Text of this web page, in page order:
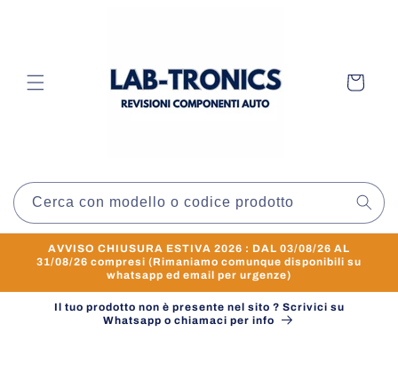
Carrello
Cerca con modello o codice prodotto
AVVISO CHIUSURA ESTIVA 2026 : DAL 03/08/26 AL
31/08/26 compresi (Rimaniamo comunque disponibili su
whatsapp ed email per urgenze)
Il tuo prodotto non è presente nel sito ? Scrivici su
Whatsapp o chiamaci per info